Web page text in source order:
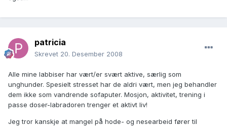
patricia
Skrevet 20. Desember 2008
Alle mine labbiser har vært/er svært aktive, særlig som
unghunder. Spesielt stresset har de aldri vært, men jeg behandler
dem ikke som vandrende sofaputer. Mosjon, aktivitet, trening i
passe doser-labradoren trenger et aktivt liv!
Jeg tror kanskje at mangel på hode- og nesearbeid fører til